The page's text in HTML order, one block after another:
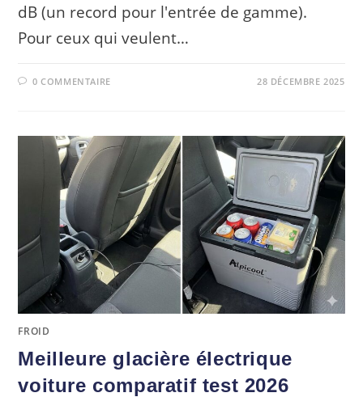
dB (un record pour l'entrée de gamme).
Pour ceux qui veulent…
0 COMMENTAIRE 28 DÉCEMBRE 2025
FROID
Meilleure glacière électrique
voiture comparatif test 2026